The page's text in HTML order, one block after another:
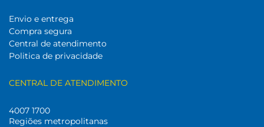
Envio e entrega
Compra segura
Central de atendimento
Politica de privacidade
CENTRAL DE ATENDIMENTO
4007 1700
Regiões metropolitanas